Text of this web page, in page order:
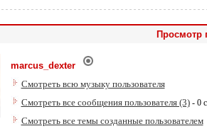
Просмотр
marcus_dexter
Смотреть всю музыку пользователя
Смотреть все сообщения пользователя (3)- 0
Смотреть все темы созданные пользователем